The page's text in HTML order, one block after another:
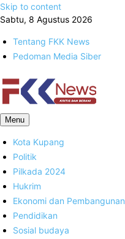
Skip to content
Sabtu, 8 Agustus 2026
Tentang FKK News
Pedoman Media Siber
FKK News
Menu
Kota Kupang
Politik
Pilkada 2024
Hukrim
Ekonomi dan Pembangunan
Pendidikan
Sosial budaya